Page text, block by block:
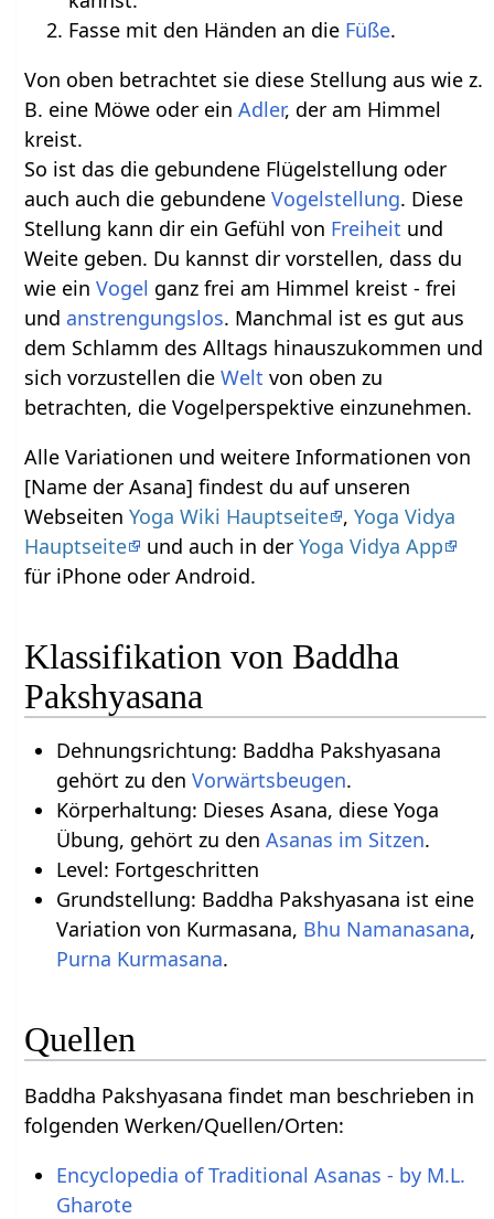
Fasse mit den Händen an die Füße.
Von oben betrachtet sie diese Stellung aus wie z.
B. eine Möwe oder einAdler, der am Himmel
kreist.
So ist das die gebundene Flügelstellung oder
auch auch die gebundeneVogelstellung. Diese
Stellung kann dir ein Gefühl von Freiheit und
Weite geben. Du kannst dir vorstellen, dass du
wie einVogel ganz frei am Himmel kreist - frei
und anstrengungslos. Manchmal ist es gut aus
dem Schlamm des Alltags hinauszukommen und
sich vorzustellen dieWelt von oben zu
betrachten, die Vogelperspektive einzunehmen.
Alle Variationen und weitere Informationen von
[Name der Asana] findest du auf unseren
WebseitenYoga Wiki Hauptseite ,Yoga Vidya
Hauptseite
und auch in derYoga Vidya App
für iPhone oder Android.
Klassifikation von Baddha
Pakshyasana
Dehnungsrichtung: Baddha Pakshyasana
gehört zu den Vorwärtsbeugen.
Körperhaltung: Dieses Asana, diese Yoga
Übung, gehört zu den Asanas im Sitzen.
Level: Fortgeschritten
Grundstellung: Baddha Pakshyasana ist eine
Variation von Kurmasana, Bhu Namanasana,
Purna Kurmasana.
Quellen
Baddha Pakshyasana findet man beschrieben in
folgenden Werken/Quellen/Orten:
Encyclopedia of Traditional Asanas - by M.L.
Gharote